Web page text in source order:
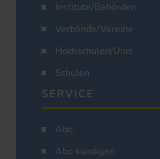
Institute/Behörden
Verbände/Vereine
Hochschulen/Unis
Schulen
SERVICE
Abo
Abo kündigen